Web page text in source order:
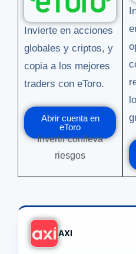
Invierte en acciones
globales y criptos, y
copia a los mejores
traders con eToro.
Abrir cuenta en
eToro
Invertir conlleva
riesgos
AXI